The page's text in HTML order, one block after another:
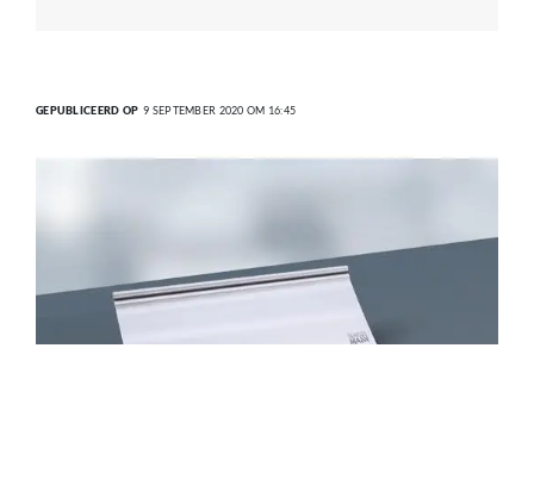
GEPUBLICEERD OP 9 SEPTEMBER 2020 OM 16:45